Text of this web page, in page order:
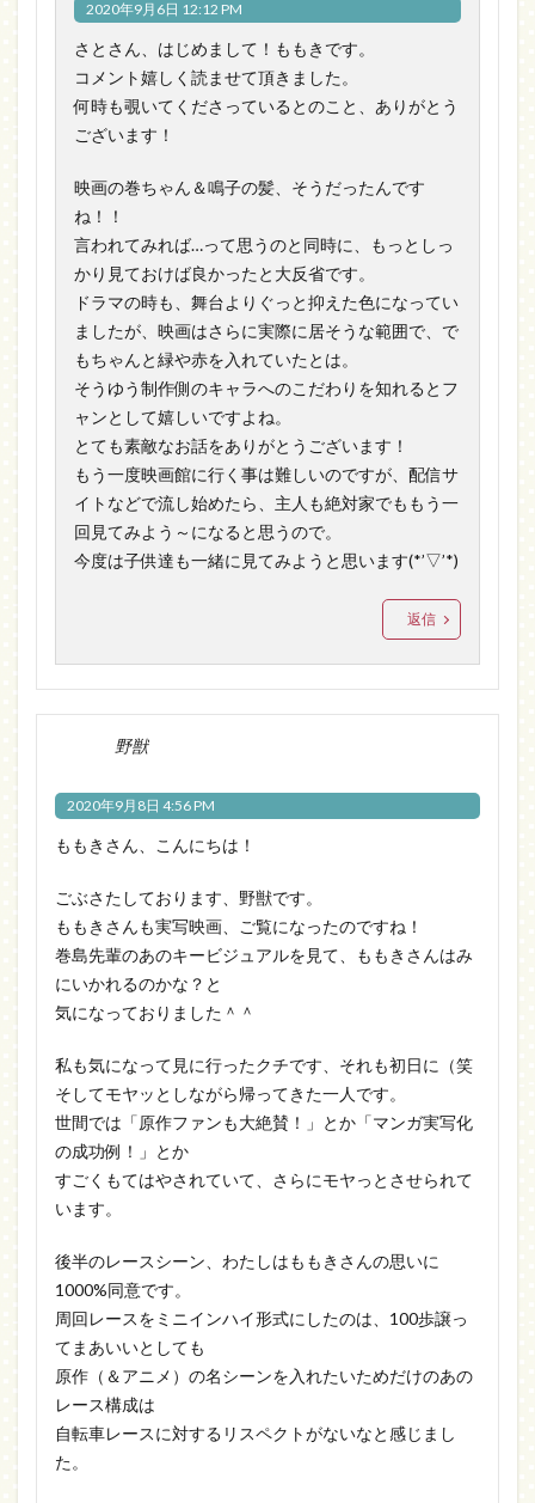
2020年9月6日 12:12 PM
さとさん、はじめまして！ももきです。
コメント嬉しく読ませて頂きました。
何時も覗いてくださっているとのこと、ありがとう
ございます！
映画の巻ちゃん＆鳴子の髪、そうだったんです
ね！！
言われてみれば…って思うのと同時に、もっとしっ
かり見ておけば良かったと大反省です。
ドラマの時も、舞台よりぐっと抑えた色になってい
ましたが、映画はさらに実際に居そうな範囲で、で
もちゃんと緑や赤を入れていたとは。
そうゆう制作側のキャラへのこだわりを知れるとフ
ャンとして嬉しいですよね。
とても素敵なお話をありがとうございます！
もう一度映画館に行く事は難しいのですが、配信サ
イトなどで流し始めたら、主人も絶対家でももう一
回見てみよう～になると思うので。
今度は子供達も一緒に見てみようと思います(*’▽’*)
返信
野獣
2020年9月8日 4:56 PM
ももきさん、こんにちは！
ごぶさたしております、野獣です。
ももきさんも実写映画、ご覧になったのですね！
巻島先輩のあのキービジュアルを見て、ももきさんはみ
にいかれるのかな？と
気になっておりました＾＾
私も気になって見に行ったクチです、それも初日に（笑
そしてモヤッとしながら帰ってきた一人です。
世間では「原作ファンも大絶賛！」とか「マンガ実写化
の成功例！」とか
すごくもてはやされていて、さらにモヤっとさせられて
います。
後半のレースシーン、わたしはももきさんの思いに
1000%同意です。
周回レースをミニインハイ形式にしたのは、100歩譲っ
てまあいいとしても
原作（＆アニメ）の名シーンを入れたいためだけのあの
レース構成は
自転車レースに対するリスペクトがないなと感じまし
た。